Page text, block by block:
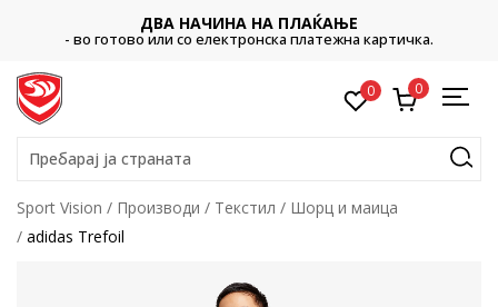
ДВА НАЧИНА НА ПЛАЌАЊЕ
- во готово или со електронска платежна картичка.
0 0
Пребарај ја страната
Sport Vision Производи Текстил
Шорц и маица
adidas Trefoil